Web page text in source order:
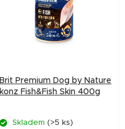
Brit Premium Dog by Nature
konz Fish&Fish Skin 400g
Skladem (>5 ks)